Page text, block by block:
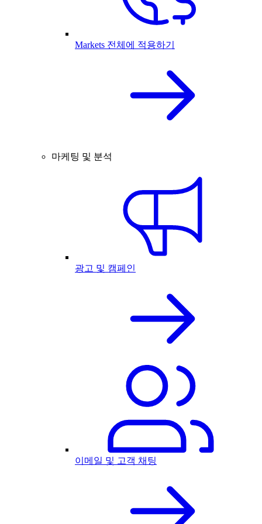
Markets 전체에 적용하기
마케팅 및 분석
광고 및 캠페인
이메일 및 고객 채팅